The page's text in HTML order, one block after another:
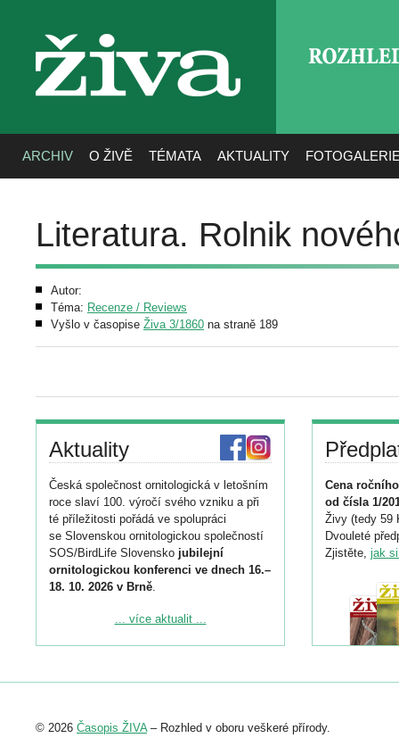
živa
ARCHIV O ŽIVĚ TÉMATA AKTUALITY
Literatura. Rolnik
Autor:
Téma: Recenze / Reviews
Vyšlo v časopise Živa 3/1860 na straně 189
Aktuality
Česká společnost ornitologická v letošním
roce slaví 100. výročí svého vzniku a při
té příležitosti pořádá ve spolupráci
se Slovenskou ornitologickou společností
SOS/BirdLife Slovensko jubilejní
ornitologickou konferenci ve dnech 16.–
18. 10. 2026 v Brně.
Podrobnější informace ke konferenci
Registrovat se můžete do 6. září.
abstraktu přihlášené přednášky nebo
... více aktualit ...
Cena
od čísla 1/
Živy (tedy 59
Dvouleté
Zjistěte, jak
© 2026 Časopis ŽIVA– Rozhled v oboru veškeré přírody.